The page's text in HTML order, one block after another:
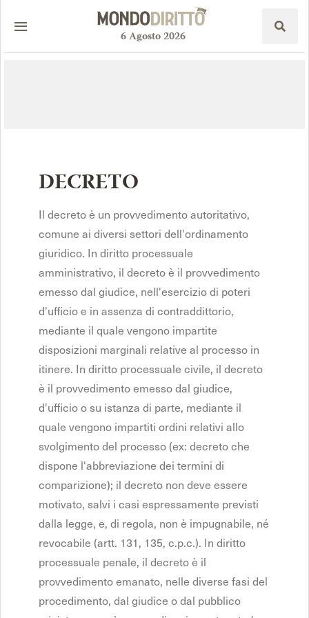
6Agosto2026
DECRETO
Il decreto è un provvedimento autoritativo,
comune ai diversi settori dell'ordinamento
giuridico. In diritto processuale
amministrativo, il decreto è il provvedimento
emesso dal giudice, nell'esercizio di poteri
d'ufficio e in assenza di contraddittorio,
mediante il quale vengono impartite
disposizioni marginali relative al processo in
itinere. In diritto processuale civile, il decreto
è il provvedimento emesso dal giudice,
d'ufficio o su istanza di parte, mediante il
quale vengono impartiti ordini relativi allo
svolgimento del processo (ex: decreto che
dispone l'abbreviazione dei termini di
comparizione); il decreto non deve essere
motivato, salvi i casi espressamente previsti
dalla legge, e, di regola, non è impugnabile, né
revocabile (artt. 131, 135, c.p.c.). In diritto
processuale penale, il decreto è il
provvedimento emanato, nelle diverse fasi del
procedimento, dal giudice o dal pubblico